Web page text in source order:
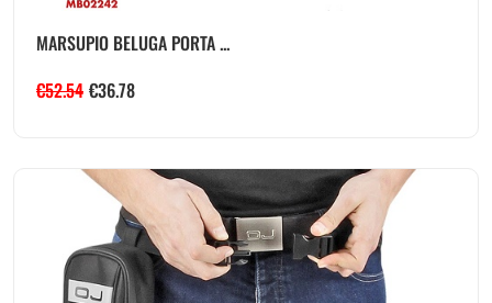
MARSUPIO BELUGA PORTA ...
€52.54 €36.78